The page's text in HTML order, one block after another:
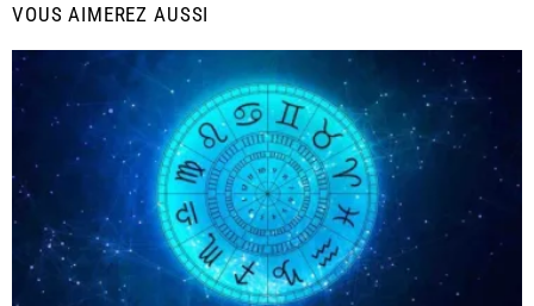
VOUS AIMEREZ AUSSI